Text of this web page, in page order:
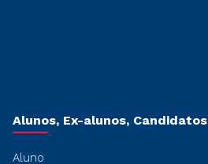
Alunos, Ex-alunos, Candidatos
Aluno